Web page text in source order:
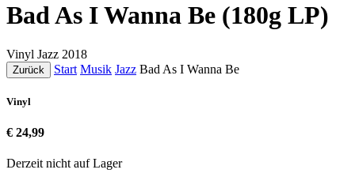
Bad As I Wanna Be (180g LP)
Vinyl Jazz 2018
Zurück Start Musik Jazz Bad As I Wanna Be
Vinyl
€ 24,99
Derzeit nicht auf Lager